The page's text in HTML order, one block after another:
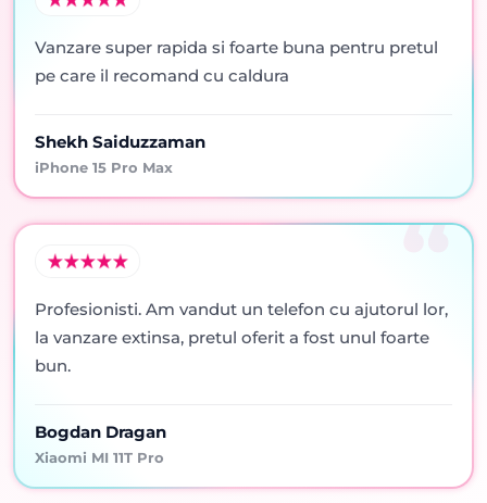
Vanzare super rapida si foarte buna pentru pretul
pe care il recomand cu caldura
Shekh Saiduzzaman
iPhone 15 Pro Max
Profesionisti. Am vandut un telefon cu ajutorul lor,
la vanzare extinsa, pretul oferit a fost unul foarte
bun.
Bogdan Dragan
Xiaomi MI 11T Pro